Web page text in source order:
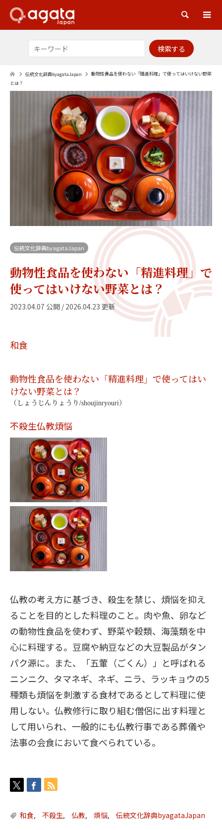
検索
伝統文化辞典byagataJapan
動物性食品を使わない「精進料理」で使ってはいけない野菜
とは？
伝統文化辞典byagataJapan
動物性食品を使わない「精進料理」で
使ってはいけない野菜とは？
2023.04.07 公開 / 2026.04.23 更新
和食
動物性食品を使わない「精進料理」で使ってはい
けない野菜とは？
（しょうじんりょうり/shoujinryouri）
不殺生仏教煩悩
仏教の考え方に基づき、殺生を禁じ、煩悩を抑え
ることを目的とした料理のこと。肉や魚、卵など
の動物性食品を使わず、野菜や穀類、海藻類を中
心に料理する。豆腐や納豆などの大豆製品がタン
パク源に。また、「五葷（ごくん）」と呼ばれる
ニンニク、タマネギ、ネギ、ニラ、ラッキョウの5
種類も煩悩を刺激する食材であるとして料理に使
用しない。仏教修行に取り組む僧侶に出す料理と
して用いられ、一般的にも仏教行事である葬儀や
法事の会食において食べられている。
和食, 不殺生, 仏教, 煩悩, 伝統文化辞典byagataJapan